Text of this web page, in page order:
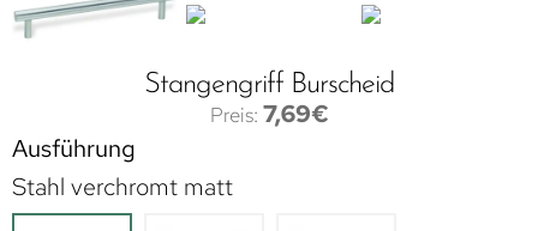
Stangengriff Burscheid
7,69€
Ausführung
Stahl verchromt matt